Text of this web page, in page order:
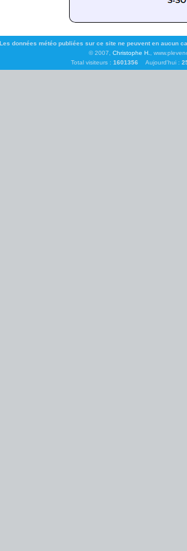
Les données météo publiées sur ce site ne peuvent en aucun
© 2007,Christophe H.,
Total visiteurs : 1601356 Aujourd'hui :